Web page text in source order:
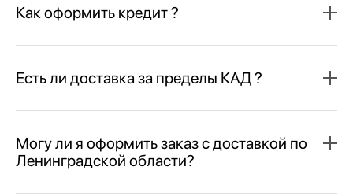
Как оформить кредит ?
Есть ли доставка за пределы КАД ?
Могу ли я оформить заказ с доставкой по
Ленинградской области?